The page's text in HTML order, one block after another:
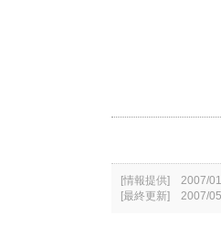
[情報提供] 2007/
[最終更新] 2007/